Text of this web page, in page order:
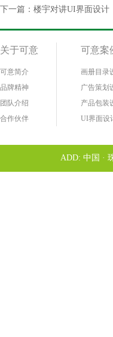
下一篇： 楼宇对讲UI界面设计
关于可意
可意简介
品牌精神
团队介绍
合作伙伴
可意案
画册目录
广告策划
产品包装
UI界面设
ADD: 中国 ·